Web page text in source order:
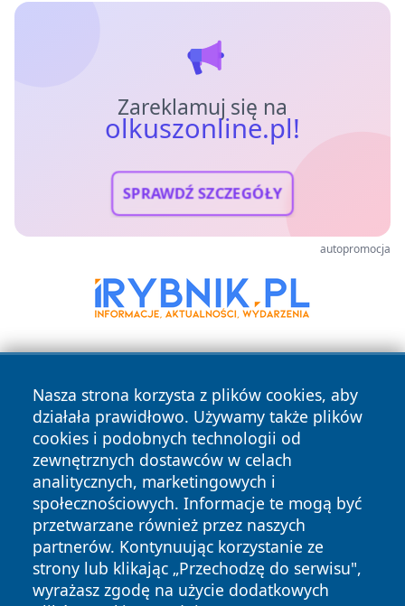
Zareklamuj się na
olkuszonline.pl!
SPRAWDŹ SZCZEGÓŁY
autopromocja
Nasza strona korzysta z plików cookies, aby
działała prawidłowo. Używamy także plików
cookies i podobnych technologii od
zewnętrznych dostawców w celach
analitycznych, marketingowych i
społecznościowych. Informacje te mogą być
przetwarzane również przez naszych
partnerów. Kontynuując korzystanie ze
strony lub klikając „Przechodzę do serwisu",
wyrażasz zgodę na użycie dodatkowych
Copyright © 2026 olkuszonline.pl Wszystkie prawa
zastrzeżone.
News Autorzy
Polityka
Prywatności
Polityka
Cookies